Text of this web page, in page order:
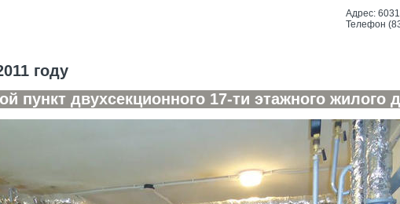
Адрес:
Телефон
году
пункт двухсекционного 17-ти этажного жилого